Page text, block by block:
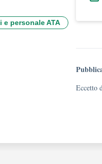
Eccetto
personale ATA